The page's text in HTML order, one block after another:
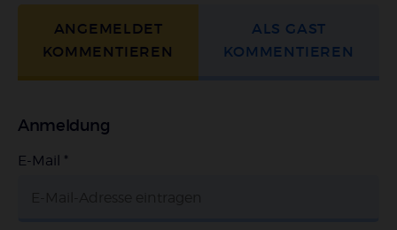
ANGEMELDET
KOMMENTIEREN
ALS GAST
KOMMENTIEREN
Anmeldung
E-Mail *